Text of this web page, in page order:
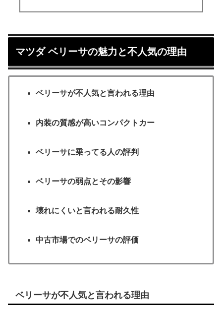
マツダ ベリーサの魅力と不人気の理由
ベリーサが不人気と言われる理由
内装の質感が高いコンパクトカー
ベリーサに乗ってる人の評判
ベリーサの弱点とその影響
壊れにくいと言われる耐久性
中古市場でのベリーサの評価
ベリーサが不人気と言われる理由